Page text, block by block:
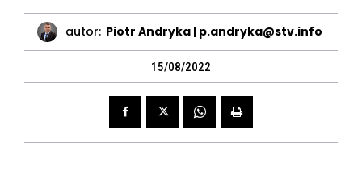
autor: Piotr Andryka | p.andryka@stv.info
15/08/2022